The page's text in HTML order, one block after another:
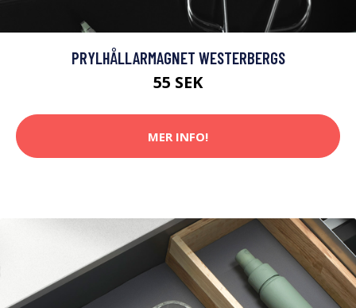
PRYLHÅLLARMAGNET WESTERBERGS
55 SEK
MER INFO!